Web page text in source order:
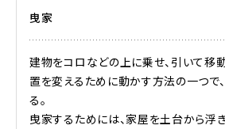
曳家
建物をコロなどの上に乗せ、引いて移
置を変えるために動かす方法の一つで
る。
曳家するためには、家屋を土台から浮